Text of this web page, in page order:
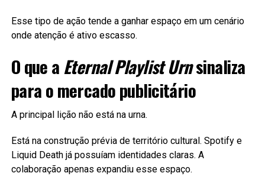
Esse tipo de ação tende a ganhar espaço em um cenário
onde atenção é ativo escasso.
O que a Eternal Playlist Urnsinaliza
para o mercado publicitário
A principal lição não está na urna.
Está na construção prévia de território cultural. Spotify e
Liquid Death já possuíam identidades claras. A
colaboração apenas expandiu esse espaço.